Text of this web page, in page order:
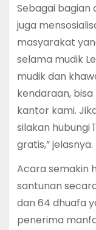
Sebagai bagian
juga
masyarakat
selama mudik
mudik dan
kendaraan,
kantor kami.
silakan hubungi
gratis,” jelasnya.
Acara semakin
santunan
dan 64 dhuafa
penerima